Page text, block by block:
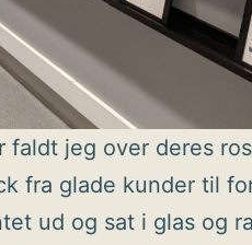
faldt jeg over deres
fra glade kunder til
ud og sat i glas og